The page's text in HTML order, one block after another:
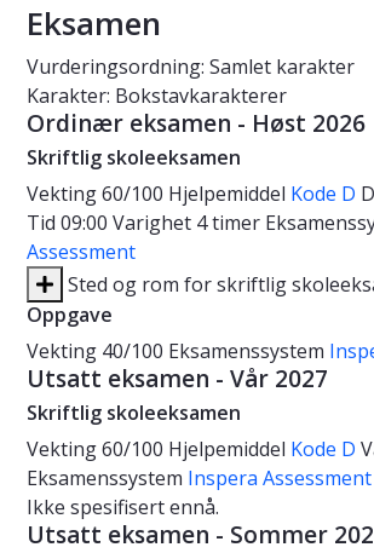
Eksamen
Vurderingsordning: Samlet karakter
Karakter: Bokstavkarakterer
Ordinær eksamen - Høst 2026
Skriftlig skoleeksamen
Vekting60/100 Hjelpemiddel Kode D
Tid 09:00 Varighet 4 timer
Assessment
Sted og rom for skriftlig
Oppgave
Vekting 40/100 Eksamenssystem
Utsatt eksamen - Vår 2027
Skriftlig skoleeksamen
Vekting60/100 Hjelpemiddel Kode D
Eksamenssystem Inspera Assessment
Ikke spesifisert ennå.
Utsatt eksamen - Sommer